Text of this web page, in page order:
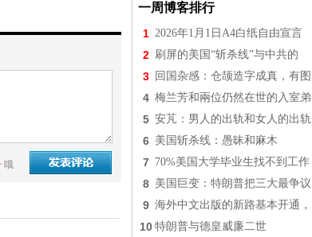
哦
一周博客排行
1 2026年1月1日A4白纸自由宣言
2 刷屏的美国“斩杀线”与中共的
3 回国杂感：仓颉造字成真，有图
4 梅兰芳和兩位仍然在世的入室弟
5 安芃：男人的出轨和女人的出轨
6 美国斩杀线：愚昧和麻木
7 70%美国大学毕业生找不到工作
8 美国巨变：特朗普把三大最争议
9 海外中文出版的新路基本开通，
10 特朗普与德皇威廉二世